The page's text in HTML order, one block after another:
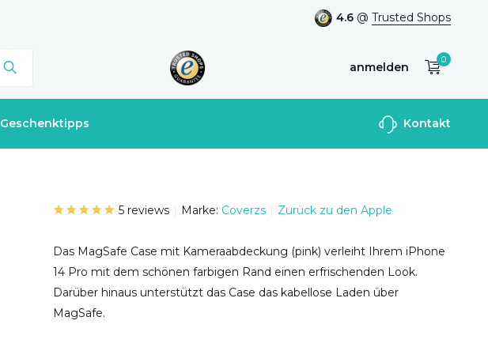
4.6 @ Trusted Shops
anmelden
Benutzerkonto
0
Geschenktipps Kontakt
5 reviews Marke: Coverzs Zurück zu den Apple
Das MagSafe Case mit Kameraabdeckung (pink) verleiht Ihrem iPhone
14 Pro mit dem schönen farbigen Rand einen erfrischenden Look.
Darüber hinaus unterstützt das Case das kabellose Laden über
MagSafe.